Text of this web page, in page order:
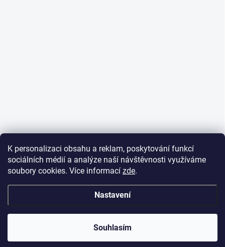
K personalizaci obsahu a reklam, poskytování funkcí
sociálních médií a analýze naší návštěvnosti využíváme
soubory cookies. Více informací zde.
Nastavení
Souhlasím
08.08.2026 RECENZE